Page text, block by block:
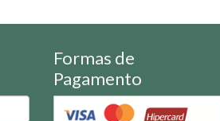
Formas de
Pagamento